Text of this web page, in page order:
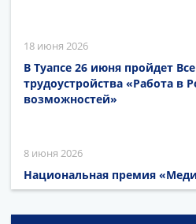
18 июня 2026
В Туапсе 26 июня пройдет
трудоустройства «Работа в
возможностей»
8 июня 2026
Национальная премия